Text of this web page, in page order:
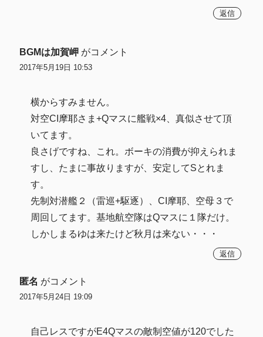
返信
BGMは加賀岬 がコメント
2017年5月19日 10:53
横からすみません。
対空CI摩耶さま+Qマスに艦戦×4、真似させて頂
いてます。
良さげですね、これ。ボーキの消費が抑えられま
すし、たまに事故りますが、安定してSとれま
す。
先制対潜艦２（雷巡+駆逐）、CI摩耶、空母３で
周回してます。基地航空隊はQマスに１隊だけ。
しかしまるゆは来たけど秋月は来ない・・・
返信
匿名 がコメント
2017年5月24日 19:09
自己レスですがE4Qマスの敵制空値が120でした